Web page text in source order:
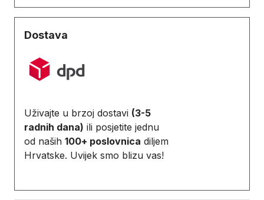
Dostava
Uživajte u brzoj dostavi (3-5
radnih dana) ili posjetite jednu
od naših 100+ poslovnica diljem
Hrvatske. Uvijek smo blizu vas!